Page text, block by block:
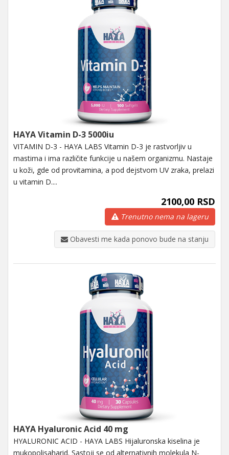
HAYA Vitamin D-3 5000iu
VITAMIN D-3 - HAYA LABS Vitamin D-3 je rastvorljiv u
mastima i ima različite funkcije u našem organizmu. Nastaje
u koži, gde od provitamina, a pod dejstvom UV zraka, prelazi
u vitamin D....
2100,00 RSD
Trenutno nema na lageru
Obavesti me kada ponovo bude na stanju
HAYA Hyaluronic Acid 40 mg
HYALURONIC ACID - HAYA LABS Hijaluronska kiselina je
mukopolisaharid. Sastoji se od alternativnih molekula N-